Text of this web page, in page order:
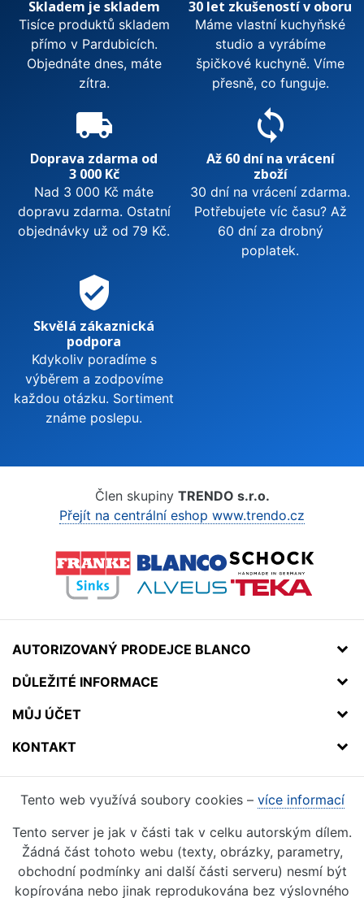
Skladem je skladem
Tisíce produktů skladem
přímo v Pardubicích.
Objednáte dnes, máte
zítra.
30 let zkušeností v oboru
Máme vlastní kuchyňské
studio a vyrábíme
špičkové kuchyně. Víme
přesně, co funguje.
local_shipping
Doprava zdarma od
3 000 Kč
Nad 3 000 Kč máte
dopravu zdarma. Ostatní
objednávky už od 79 Kč.
sync
Až 60 dní na vrácení
zboží
30 dní na vrácení zdarma.
Potřebujete víc času? Až
60 dní za drobný
poplatek.
verified_user
Skvělá zákaznická
podpora
Kdykoliv poradíme s
výběrem a zodpovíme
každou otázku. Sortiment
známe poslepu.
Člen skupiny TRENDO s.r.o.
Přejít na centrální eshop www.trendo.cz
AUTORIZOVANÝ PRODEJCE BLANCO
DŮLEŽITÉ INFORMACE
MŮJ ÚČET
KONTAKT
Tento web využívá soubory cookies – více informací
Tento server je jak v části tak v celku autorským dílem.
Žádná část tohoto webu (texty, obrázky, parametry,
obchodní podmínky ani další části serveru) nesmí být
kopírována nebo jinak reprodukována bez výslovného